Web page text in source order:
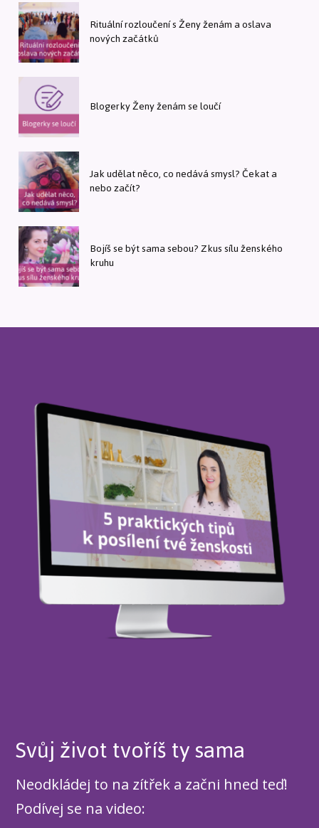
Rituální rozloučení s Ženy ženám a oslava
nových začátků
Blogerky Ženy ženám se loučí
Jak udělat něco, co nedává smysl? Čekat a
nebo začít?
Bojíš se být sama sebou? Zkus sílu ženského
kruhu
Svůj život tvoříš ty sama
Neodkládej to na zítřek a začni hned teď!
Podívej se na video: